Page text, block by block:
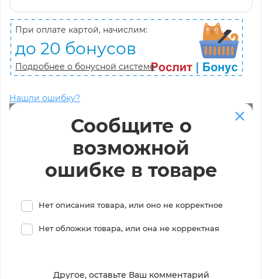
При оплате картой, начислим:
до 20 бонусов
Подробнее о бонусной системе
Нашли ошибку?
Сообщите о
возможной
ошибке в товаре
Нет описания товара, или оно не корректное
Нет обложки товара, или она не корректная
Другое, оставьте Ваш комментарий